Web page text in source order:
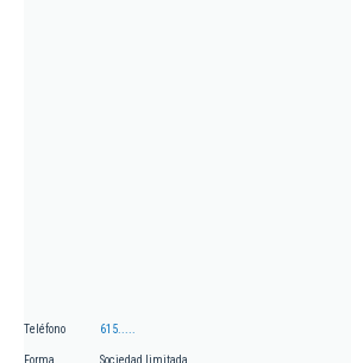
Teléfono 615.....